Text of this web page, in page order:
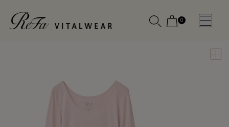
0
WOMEN SLEEP WEAR
SLEEP WEAR